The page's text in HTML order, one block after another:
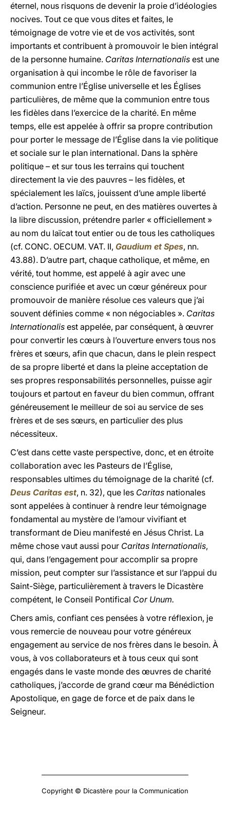
éternel, nous risquons de devenir la proie d’idéologies
nocives. Tout ce que vous dites et faites, le
témoignage de votre vie et de vos activités, sont
importants et contribuent à promouvoir le bien intégral
de la personne humaine. Caritas Internationalis est une
organisation à qui incombe le rôle de favoriser la
communion entre l’Église universelle et les Églises
particulières, de même que la communion entre tous
les fidèles dans l’exercice de la charité. En même
temps, elle est appelée à offrir sa propre contribution
pour porter le message de l’Église dans la vie politique
et sociale sur le plan international. Dans la sphère
politique – et sur tous les terrains qui touchent
directement la vie des pauvres – les fidèles, et
spécialement les laïcs, jouissent d’une ample liberté
d’action. Personne ne peut, en des matières ouvertes à
la libre discussion, prétendre parler « officiellement »
au nom du laïcat tout entier ou de tous les catholiques
(cf. CONC. OECUM. VAT. II, Gaudium et Spes, nn.
43.88). D’autre part, chaque catholique, et même, en
vérité, tout homme, est appelé à agir avec une
conscience purifiée et avec un cœur généreux pour
promouvoir de manière résolue ces valeurs que j’ai
souvent définies comme « non négociables ». Caritas
Internationalis est appelée, par conséquent, à œuvrer
pour convertir les cœurs à l’ouverture envers tous nos
frères et sœurs, afin que chacun, dans le plein respect
de sa propre liberté et dans la pleine acceptation de
ses propres responsabilités personnelles, puisse agir
toujours et partout en faveur du bien commun, offrant
généreusement le meilleur de soi au service de ses
frères et de ses sœurs, en particulier des plus
nécessiteux.
C’est dans cette vaste perspective, donc, et en étroite
collaboration avec les Pasteurs de l’Église,
responsables ultimes du témoignage de la charité (cf.
Deus Caritas est, n. 32), que les Caritas nationales
sont appelées à continuer à rendre leur témoignage
fondamental au mystère de l’amour vivifiant et
transformant de Dieu manifesté en Jésus Christ. La
même chose vaut aussi pour Caritas Internationalis,
qui, dans l’engagement pour accomplir sa propre
mission, peut compter sur l’assistance et sur l’appui du
Saint-Siège, particulièrement à travers le Dicastère
compétent, le Conseil Pontifical Cor Unum.
Chers amis, confiant ces pensées à votre réflexion, je
vous remercie de nouveau pour votre généreux
engagement au service de nos frères dans le besoin. À
vous, à vos collaborateurs et à tous ceux qui sont
engagés dans le vaste monde des œuvres de charité
catholiques, j’accorde de grand cœur ma Bénédiction
Apostolique, en gage de force et de paix dans le
Seigneur.
Copyright © Dicastère pour la Communication